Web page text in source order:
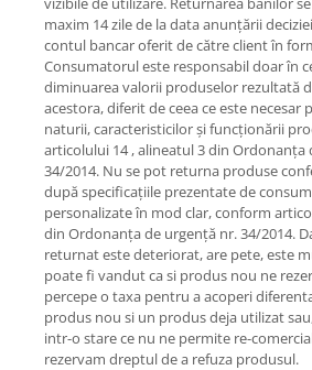
maxim 14 zile de la data anunțării
contul bancar oferit de către client în
Consumatorul este responsabil doar în
diminuarea valorii produselor rezultată
acestora, diferit de ceea ce este
naturii, caracteristicilor și funcționării
articolului 14 , alineatul 3 din Ordonanța
34/2014. Nu se pot returna produse
după specificațiile prezentate de
personalizate în mod clar, conform
din Ordonanța de urgență nr. 34/2014.
returnat este deteriorat, are pete, este
poate fi vandut ca si produs nou ne
percepe o taxa pentru a acoperi
produs nou si un produs deja utilizat
intr-o stare ce nu ne permite re-
rezervam dreptul de a refuza produsul.